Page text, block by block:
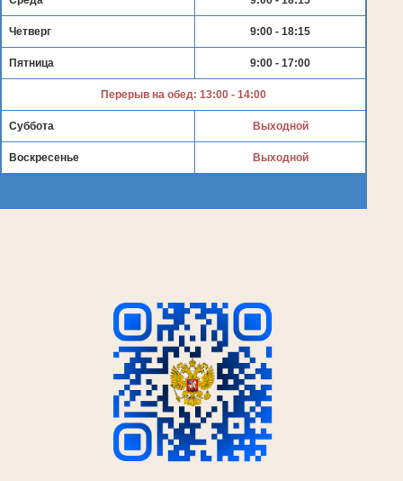
Четверг 9:00 - 18:15
Пятница 9:00 - 17:00
Перерыв на обед: 13:00 - 14:00
Суббота Выходной
Воскресенье Выходной